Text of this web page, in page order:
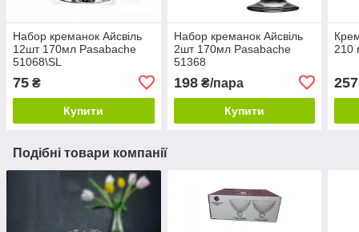
Набор креманок Айсвіль
12шт 170мл Pasabache
51068\SL
75 ₴
Купити
Набор креманок Айсвіль
2шт 170мл Pasabache
51368
198₴/пара
Купити
210
257
Подібні товари компанії